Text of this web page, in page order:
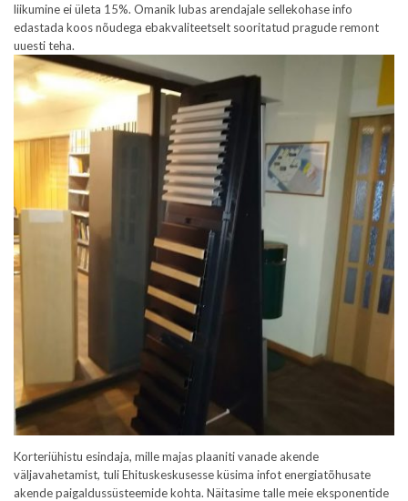
liikumine ei ületa 15%. Omanik lubas arendajale sellekohase info
edastada koos nõudega ebakvaliteetselt sooritatud pragude remont
uuesti teha.
Korteriühistu esindaja, mille majas plaaniti vanade akende
väljavahetamist, tuli Ehituskeskusesse küsima infot energiatõhusate
akende paigaldussüsteemide kohta. Näitasime talle meie eksponentide